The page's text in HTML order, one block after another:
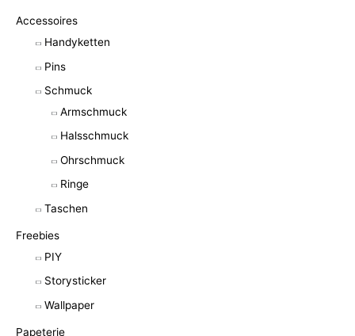
Accessoires
Handyketten
Pins
Schmuck
Armschmuck
Halsschmuck
Ohrschmuck
Ringe
Taschen
Freebies
PIY
Storysticker
Wallpaper
Papeterie